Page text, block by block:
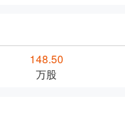
148.50
万股